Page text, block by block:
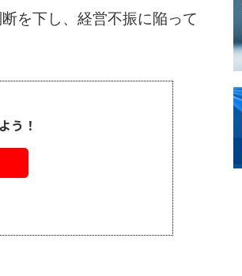
を下し、経営不振に陥って
う！